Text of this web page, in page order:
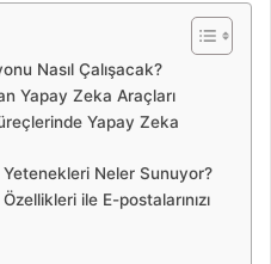
Nasıl Çalışacak?
Yapay Zeka Araçları
Yapay Zeka
Neler Sunuyor?
ile E-postalarınızı